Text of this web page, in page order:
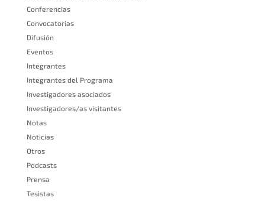
Conferencias
Convocatorias
Difusión
Eventos
Integrantes
Integrantes del Programa
Investigadores asociados
Investigadores/as visitantes
Notas
Noticias
Otros
Podcasts
Prensa
Tesistas